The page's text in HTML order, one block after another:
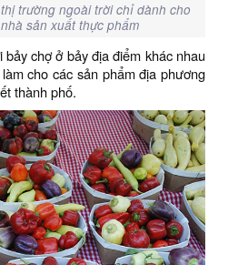
trường ngoài trời chỉ dành cho
sản xuất thực phẩm
chợ ở bảy địa điểm khác nhau
cho các sản phẩm địa phương
thành phố.